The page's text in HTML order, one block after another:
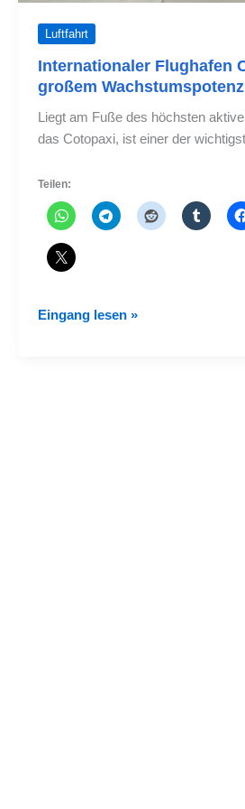
Luftfahrt
Internationaler Flughafen
großem
Liegt am Fuße des höchsten
das Cotopaxi, ist einer der
Teilen:
Internationaler
Eingang lesen »